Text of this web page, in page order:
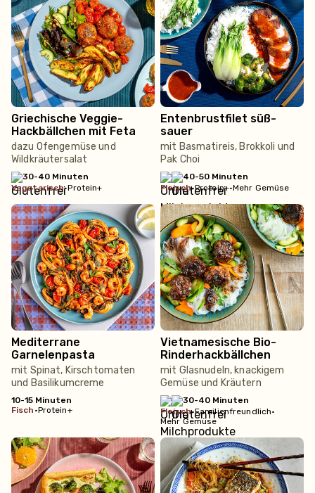
Griechische Veggie-
Hackbällchen mit Feta
dazu Ofengemüse und
Wildkräutersalat
30-40 Minuten
vegetarisch•Protein+
Entenbrustfilet süß-
sauer
mit Basmatireis, Brokkoli und
Pak Choi
40-50 Minuten
fleisch•Protein+•Mehr Gemüse
Mediterrane
Garnelenpasta
mit Spinat, Kirschtomaten
und Basilikumcreme
10-15 Minuten
fisch •Protein+
Vietnamesische Bio-
Rinderhackbällchen
mit Glasnudeln, knackigem
Gemüse und Kräutern
30-40 Minuten
fleisch•Familienfreundlich•
Mehr Gemüse